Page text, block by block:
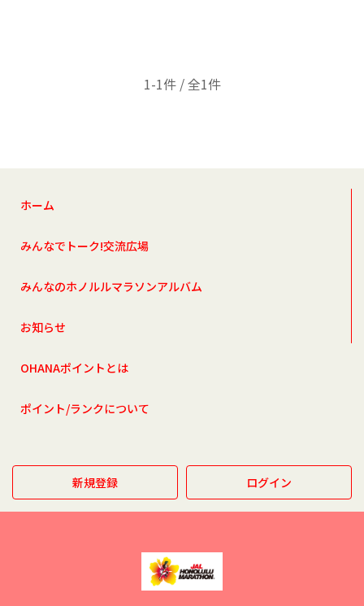
1-1件 / 全1件
ホーム
みんなでトーク!交流広場
みんなのホノルルマラソンアルバム
お知らせ
OHANAポイントとは
ポイント/ランクについて
新規登録 ログイン